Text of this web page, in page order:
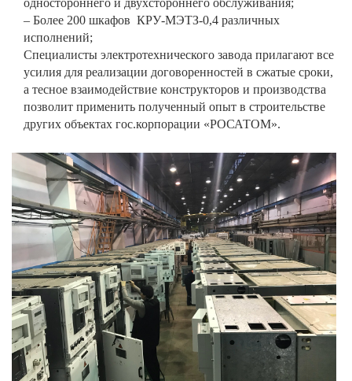
одностороннего и двухстороннего обслуживания;
– Более 200 шкафов КРУ-МЭТЗ-0,4 различных
исполнений;
Специалисты электротехнического завода прилагают все
усилия для реализации договоренностей в сжатые сроки,
а тесное взаимодействие конструкторов и производства
позволит применить полученный опыт в строительстве
других объектах гос.корпорации «РОСАТОМ».